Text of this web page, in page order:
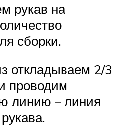
рукав на
сборки.
откладываем 2/3
проводим
линию – линия